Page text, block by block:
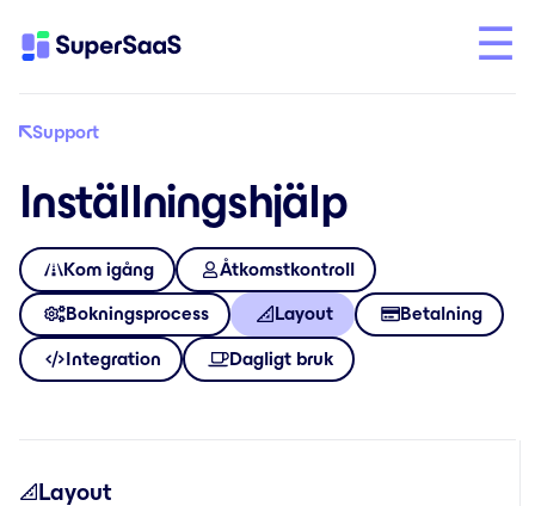
Support
Inställningshjälp
Kom igång Åtkomstkontroll
Bokningsprocess Layout Betalning
Integration Dagligt bruk
Layout